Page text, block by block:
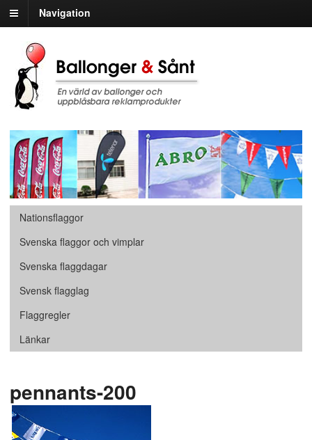
Navigation
Nationsflaggor
Svenska flaggor och vimplar
Svenska flaggdagar
Svensk flagglag
Flaggregler
Länkar
pennants-200